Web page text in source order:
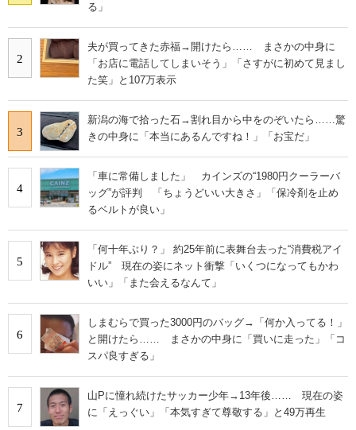
る」
2
夫が買ってきた赤福→開けたら…… まさかの中身に
「お店に電話してしまいそう」「さすがに初めて見まし
た笑」と107万表示
3
新潟の海で拾った石→割れ目から中をのぞいたら……驚
きの中身に「本当にあるんですね！」「お宝だ」
4
「車に常備しました」 カインズの“1980円クーラーバ
ッグ”が評判 「ちょうどいい大きさ」「保冷剤を止め
るベルトが良い」
5
「何十年ぶり？」 約25年前に表舞台去った“消費税アイ
ドル” 現在の姿にネット衝撃「いくつになってもかわ
いい」「また会えるなんて」
6
しまむらで買った3000円のバッグ→「何か入ってる！」
と開けたら…… まさかの中身に「買いに走った」「コ
スパ良すぎる」
7
山Pに憧れ続けたサッカー少年→13年後…… 現在の姿
に「えっぐい」「本気すぎて尊敬する」と49万再生